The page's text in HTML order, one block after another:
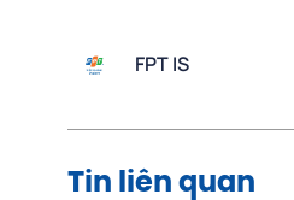
FPT IS
Tin liên quan